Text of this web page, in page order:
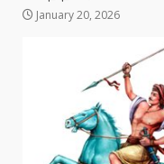
January 20, 2026